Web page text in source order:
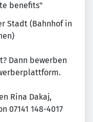
benefits"
Stadt (Bahnhof in
Dann bewerben
Rina Dakaj,
07141 148-4017